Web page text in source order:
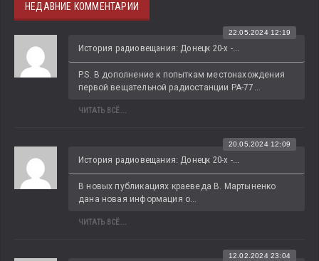
НЕДАВНИЕ КОММЕНТАРИИ
История радиовещания: Донецк 20-х -...
22.05.2024 12:19
P.S. В дополнение к попыткам местонахождения
первой вещательной радиостанции РА-77...
ЧИТАТЬ ВСЁ...
История радиовещания: Донецк 20-х -...
20.05.2024 12:09
В новых публикациях краеведа В. Мартыненко
дана новая информация о...
ЧИТАТЬ ВСЁ...
12.02.2024 23:04